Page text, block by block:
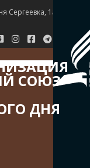
Сергеевка, 1а